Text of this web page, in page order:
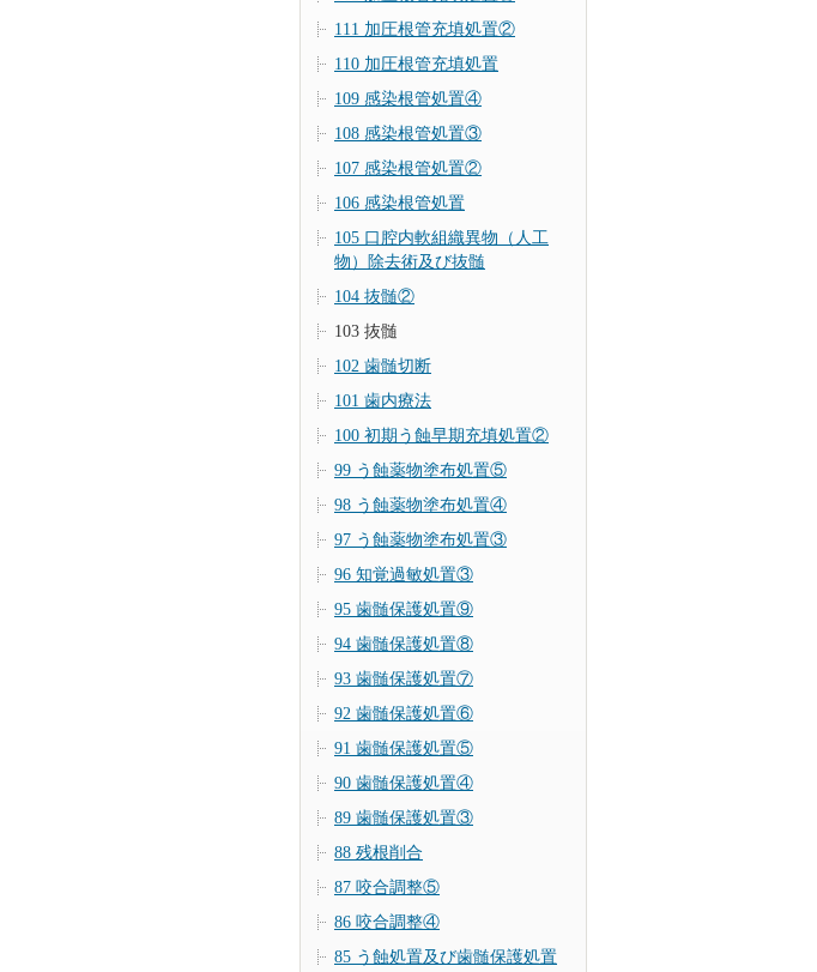
111 加圧根管充填処置②
110 加圧根管充填処置
109 感染根管処置④
108 感染根管処置③
107 感染根管処置②
106 感染根管処置
105 口腔内軟組織異物（人工
物）除去術及び抜髄
104 抜髄②
103 抜髄
102 歯髄切断
101 歯内療法
100 初期う蝕早期充填処置②
99 う蝕薬物塗布処置⑤
98 う蝕薬物塗布処置④
97 う蝕薬物塗布処置③
96 知覚過敏処置③
95 歯髄保護処置⑨
94 歯髄保護処置⑧
93 歯髄保護処置⑦
92 歯髄保護処置⑥
91 歯髄保護処置⑤
90 歯髄保護処置④
89 歯髄保護処置③
88 残根削合
87 咬合調整⑤
86 咬合調整④
85 う蝕処置及び歯髄保護処置